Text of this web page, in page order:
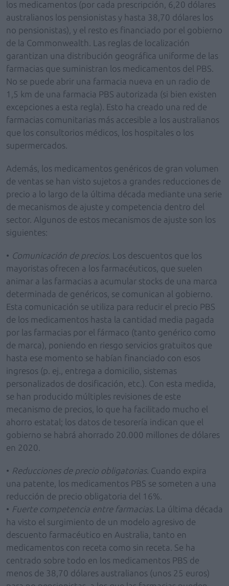
los medicamentos (por cada prescripción, 6,20 dólares
australianos los pensionistas y hasta 38,70 dólares los
no pensionistas), y el resto es financiado por el gobierno
de la Commonwealth. Las reglas de localización
garantizan una distribución geográfica uniforme de las
farmacias que suministran los medicamentos del PBS.
No se puede abrir una farmacia nueva en un radio de
1,5 km de una farmacia PBS autorizada (si bien existen
excepciones a esta regla). Esto ha creado una red de
farmacias comunitarias más accesible a los australianos
que los consultorios médicos, los hospitales o los
supermercados.
Además, los medicamentos genéricos de gran volumen
de ventas se han visto sujetos a grandes reducciones de
precio a lo largo de la última década mediante una serie
de mecanismos de ajuste y competencia dentro del
sector. Algunos de estos mecanismos de ajuste son los
siguientes:
• Comunicación de precios. Los descuentos que los
mayoristas ofrecen a los farmacéuticos, que suelen
animar a las farmacias a acumular stocks de una marca
determinada de genéricos, se comunican al gobierno.
Esta comunicación se utiliza para reducir el precio PBS
de los medicamentos hasta la cantidad media pagada
por las farmacias por el fármaco (tanto genérico como
de marca), poniendo en riesgo servicios gratuitos que
hasta ese momento se habían financiado con esos
ingresos (p. ej., entrega a domicilio, sistemas
personalizados de dosificación, etc.). Con esta medida,
se han producido múltiples revisiones de este
mecanismo de precios, lo que ha facilitado mucho el
ahorro estatal; los datos de tesorería indican que el
gobierno se habrá ahorrado 20.000 millones de dólares
en 2020.
• Reducciones de precio obligatorias. Cuando expira
una patente, los medicamentos PBS se someten a una
reducción de precio obligatoria del 16%.
• Fuerte competencia entre farmacias. La última década
ha visto el surgimiento de un modelo agresivo de
descuento farmacéutico en Australia, tanto en
medicamentos con receta como sin receta. Se ha
centrado sobre todo en los medicamentos PBS de
menos de 38,70 dólares australianos (unos 25 euros)